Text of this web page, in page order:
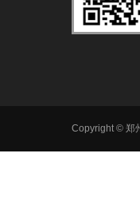
Copyright © 郑